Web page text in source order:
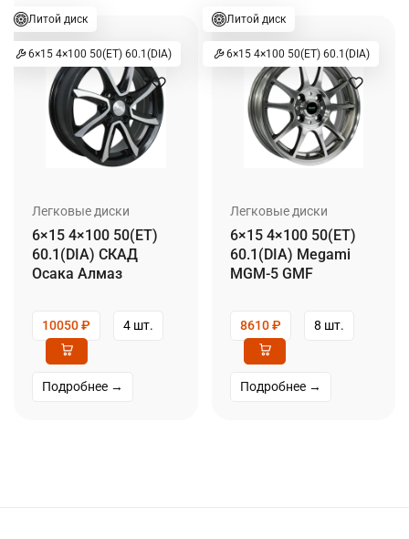
Литой диск
6×15 4×100 50(ET) 60.1(DIA)
Легковые диски
6×15 4×100 50(ET)
60.1(DIA) СКАД
Осака Алмаз
10050₽ 4 шт.
Подробнее →
Литой диск
6×15 4×100 50(ET) 60.1(DIA)
Легковые диски
6×15 4×100 50(ET)
60.1(DIA) Megami
MGM-5 GMF
8610₽ 8 шт.
Подробнее →